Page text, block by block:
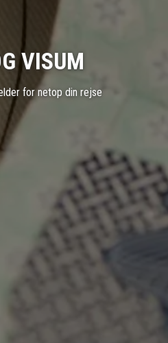
VISUM
for netop din rejse